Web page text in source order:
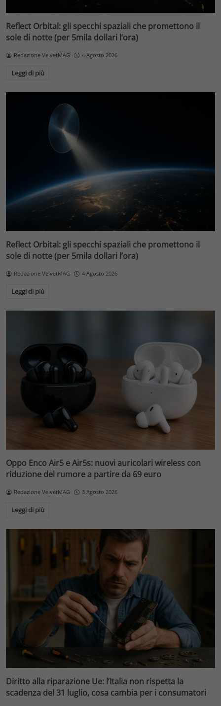
Reflect Orbital: gli specchi spaziali che promettono il
sole di notte (per 5mila dollari l’ora)
Redazione VelvetMAG 4 Agosto 2026
Leggi di più
Reflect Orbital: gli specchi spaziali che promettono il
sole di notte (per 5mila dollari l’ora)
Redazione VelvetMAG 4 Agosto 2026
Leggi di più
Oppo Enco Air5 e Air5s: nuovi auricolari wireless con
riduzione del rumore a partire da 69 euro
Redazione VelvetMAG 3 Agosto 2026
Leggi di più
Diritto alla riparazione Ue: l’Italia non rispetta la
scadenza del 31 luglio, cosa cambia per i consumatori